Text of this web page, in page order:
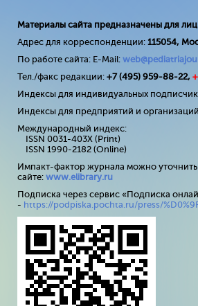
Материалы сайта предназначены для лиц
Адрес для корреспонденции: 115054,
По работе сайта: E-Mail:
Тел./факс редакции: +7 (495) 959-88-22,
Индексы для индивидуальных
Индексы для предприятий и
Международный индекс:
ISSN 0031-403X (Print)
ISSN 1990-2182 (Online)
Импакт-фактор журнала можно уточнить
сайте: www.elibrary.ru
Подписка через сервис «Подписка
- https://podpiska.pochta.ru/press/